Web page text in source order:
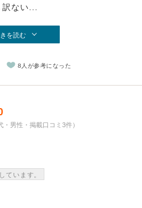
ない...
を読む
8人が参考になった
・男性・掲載口コミ3件）
ています。